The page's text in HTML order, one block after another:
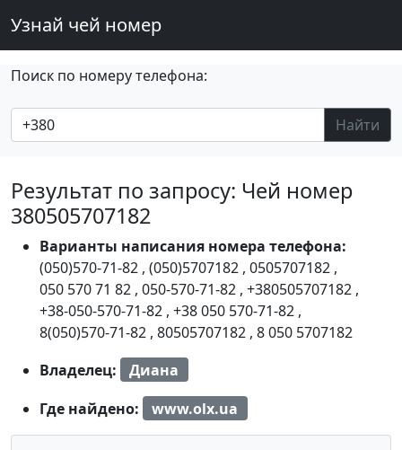
Узнай чей номер
Поиск по номеру телефона:
Найти
Результат по запросу: Чей номер
380505707182
Варианты написания номера телефона:
(050)570-71-82 , (050)5707182 , 0505707182 ,
050 570 71 82 , 050-570-71-82 , +380505707182 ,
+38-050-570-71-82 , +38 050 570-71-82 ,
8(050)570-71-82 , 80505707182 , 8 050 5707182
Владелец:
Диана
Где найдено:
www.olx.ua